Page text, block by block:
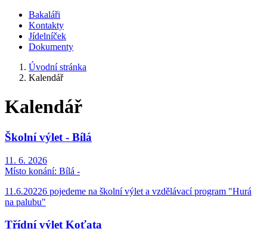
Bakaláři
Kontakty
Jídelníček
Dokumenty
Úvodní stránka
Kalendář
Kalendář
Školní výlet - Bílá
11. 6. 2026
Místo konání: Bílá -
11.6.20226 pojedeme na školní výlet a vzdělávací program "Hurá
na palubu"
Třídní výlet Koťata